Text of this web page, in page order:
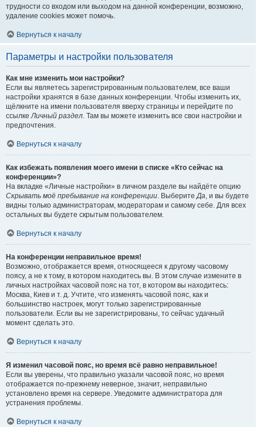
трудности со входом или выходом на данной конференции, возможно,
удаление cookies может помочь.
Вернуться к началу
Параметры и настройки пользователя
Как мне изменить мои настройки?
Если вы являетесь зарегистрированным пользователем, все ваши
настройки хранятся в базе данных конференции. Чтобы изменить их,
щёлкните на имени пользователя вверху страницы и перейдите по
ссылкеЛичный раздел. Там вы можете изменить все свои настройки и
предпочтения.
Вернуться к началу
Как избежать появления моего имени в списке «Кто сейчас на
конференции»?
На вкладке «Личные настройки» в личном разделе вы найдёте опцию
Скрывать моё пребывание на конференции. ВыберитеДа, и вы будете
видны только администраторам, модераторам и самому себе. Для всех
остальных вы будете скрытым пользователем.
Вернуться к началу
На конференции неправильное время!
Возможно, отображается время, относящееся к другому часовому
поясу, а не к тому, в котором находитесь вы. В этом случае измените в
личных настройках часовой пояс на тот, в котором вы находитесь:
Москва, Киев и т. д. Учтите, что изменять часовой пояс, как и
большинство настроек, могут только зарегистрированные
пользователи. Если вы не зарегистрированы, то сейчас удачный
момент сделать это.
Вернуться к началу
Я изменил часовой пояс, но время всё равно неправильное!
Если вы уверены, что правильно указали часовой пояс, но время
отображается по-прежнему неверное, значит, неправильно
установлено время на сервере. Уведомите администратора для
устранения проблемы.
Вернуться к началу